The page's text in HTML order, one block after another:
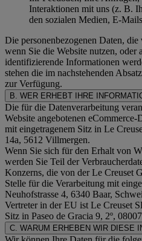
Interaktionen mit uns (z. B.
den sozialen Medien, E-
Die personenbezogenen Daten,
wenn Sie die Website nutzen, oder
identifizierende Informationen
stehen die im nachstehenden
zur Verfügung.
B. WER ERHEBT IHRE
Die für die Datenverarbeitung
Website angebotenen
mit eingetragenem Sitz in Le
14a, 5612 Villmergen.
Wenn Sie sich für den Erhalt von
werden Sie Teil der
Konzerns, die von der Le Creuset
Stelle für die Verarbeitung mit
Neuhofstrasse 4, 6340 Baar,
Vertreter in der EU ist Le Creuset
Sitz in Paseo de Gracia 9, 2º,
C. WARUM ERHEBEN WIR DIESE